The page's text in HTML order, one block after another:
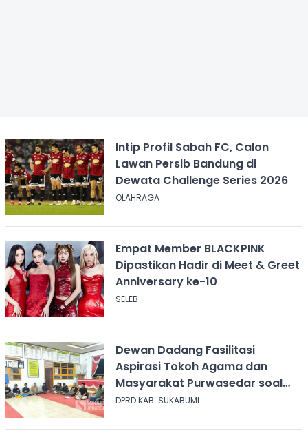
Intip Profil Sabah FC, Calon
Lawan Persib Bandung di
Dewata Challenge Series 2026
OLAHRAGA
Empat Member BLACKPINK
Dipastikan Hadir di Meet & Greet
Anniversary ke-10
SELEB
Dewan Dadang Fasilitasi
Aspirasi Tokoh Agama dan
Masyarakat Purwasedar soal
Penolakan Konser Reggae
DPRD KAB. SUKABUMI